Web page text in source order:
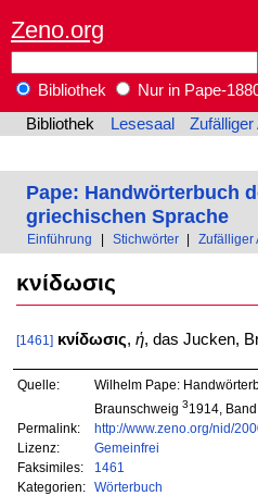
Zeno.org
Bibliothek
Nur in Pape-
Bibliothek
Lesesaal Zufälliger
Pape: Handwörterbuch
griechischen Sprache
Einführung Stichwörter Zufälliger
κνίδωσις
[1461] κνίδωσις, ἡ, das Jucken,
Quelle:
Wilhelm Pape:
Braunschweig 31914, Band
Permalink:
http://www.zeno.org/nid/
Lizenz:
Gemeinfrei
Faksimiles:
1461
Kategorien:
Wörterbuch